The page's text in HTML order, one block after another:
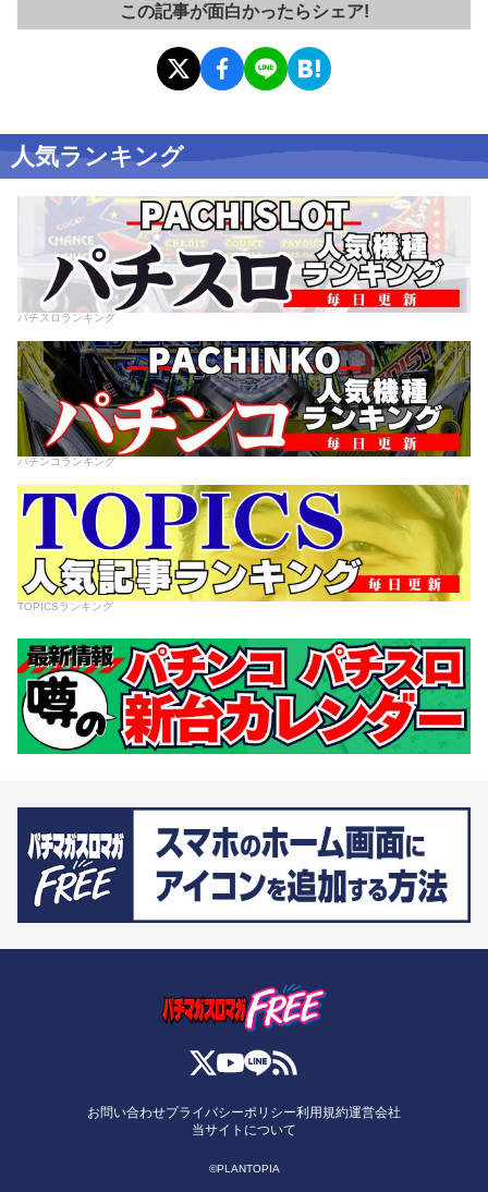
この記事が面白かったらシェア!
人気ランキング
パチスロランキング
パチンコランキング
TOPICSランキング
お問い合わせプライバシーポリシー利用規約運営会社
当サイトについて
©PLANTOPIA